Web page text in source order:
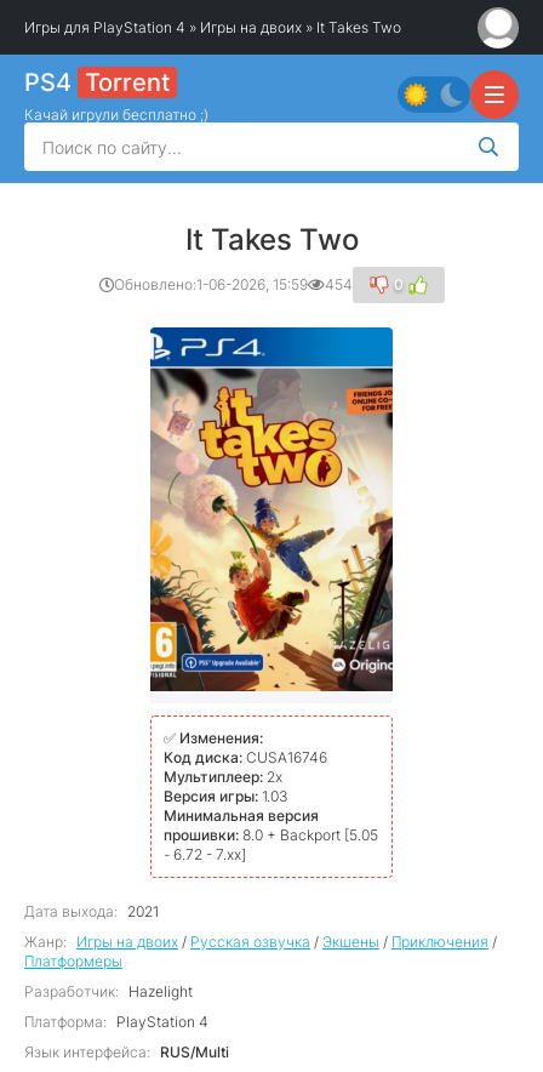
Игры для PlayStation 4 » Игры на двоих » It Takes Two
PS4 Torrent
Качай игрули бесплатно ;)
It Takes Two
Обновлено:1-06-2026, 15:59 454 0
✅ Изменения:
Код диска: CUSA16746
Мультиплеер: 2x
Версия игры: 1.03
Минимальная версия
прошивки: 8.0 + Backport [5.05
- 6.72 - 7.xx]
Дата выхода:
2021
Жанр:
Игры на двоих / Русская озвучка / Экшены / Приключения /
Платформеры
Разработчик:
Hazelight
Платформа:
PlayStation 4
Язык интерфейса:
RUS/Multi